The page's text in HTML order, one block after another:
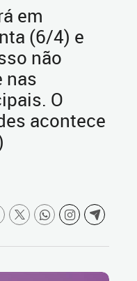
em
(6/4) e
não
nas
O
acontece